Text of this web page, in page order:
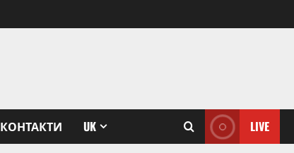
КОНТАКТИ UK LIVE